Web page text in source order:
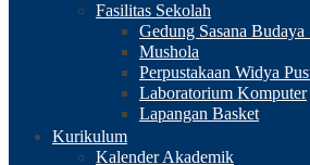
Fasilitas Sekolah
Gedung Sasana Budaya
Mushola
Perpustakaan Widya
Laboratorium Komputer
Lapangan Basket
Kurikulum
Kalender Akademik